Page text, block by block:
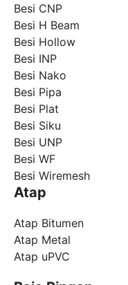
Besi CNP
Besi H Beam
Besi Hollow
Besi INP
Besi Nako
Besi Pipa
Besi Plat
Besi Siku
Besi UNP
Besi WF
Besi Wiremesh
Atap
Atap Bitumen
Atap Metal
Atap uPVC